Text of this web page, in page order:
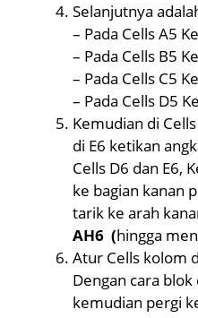
Selanjutnya
– Pada Cells A5
– Pada Cells B5
– Pada Cells C5
– Pada Cells D5
Kemudian di
di E6 ketikan
Cells D6 dan E6,
ke bagian kanan
tarik ke arah
AH6 (hingga
Atur Cells kolom
Dengan cara
kemudian pergi